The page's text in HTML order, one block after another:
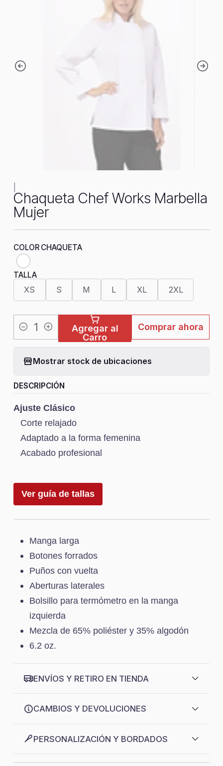
Chaqueta Chef Works Marbella
Mujer
COLOR CHAQUETA
TALLA
XS S M L XL 2XL
Cantidad
Agregar al
Carro
Comprar ahora
Mostrar stock de ubicaciones
DESCRIPCIÓN
Ajuste Clásico
Corte relajado
Adaptado a la forma femenina
Acabado profesional
Ver guía de tallas
Manga larga
Botones forrados
Puños con vuelta
Aberturas laterales
Bolsillo para termómetro en la manga
izquierda
Mezcla de 65% poliéster y 35% algodón
6.2 oz.
ENVÍOS Y RETIRO EN TIENDA
CAMBIOS Y DEVOLUCIONES
PERSONALIZACIÓN Y BORDADOS